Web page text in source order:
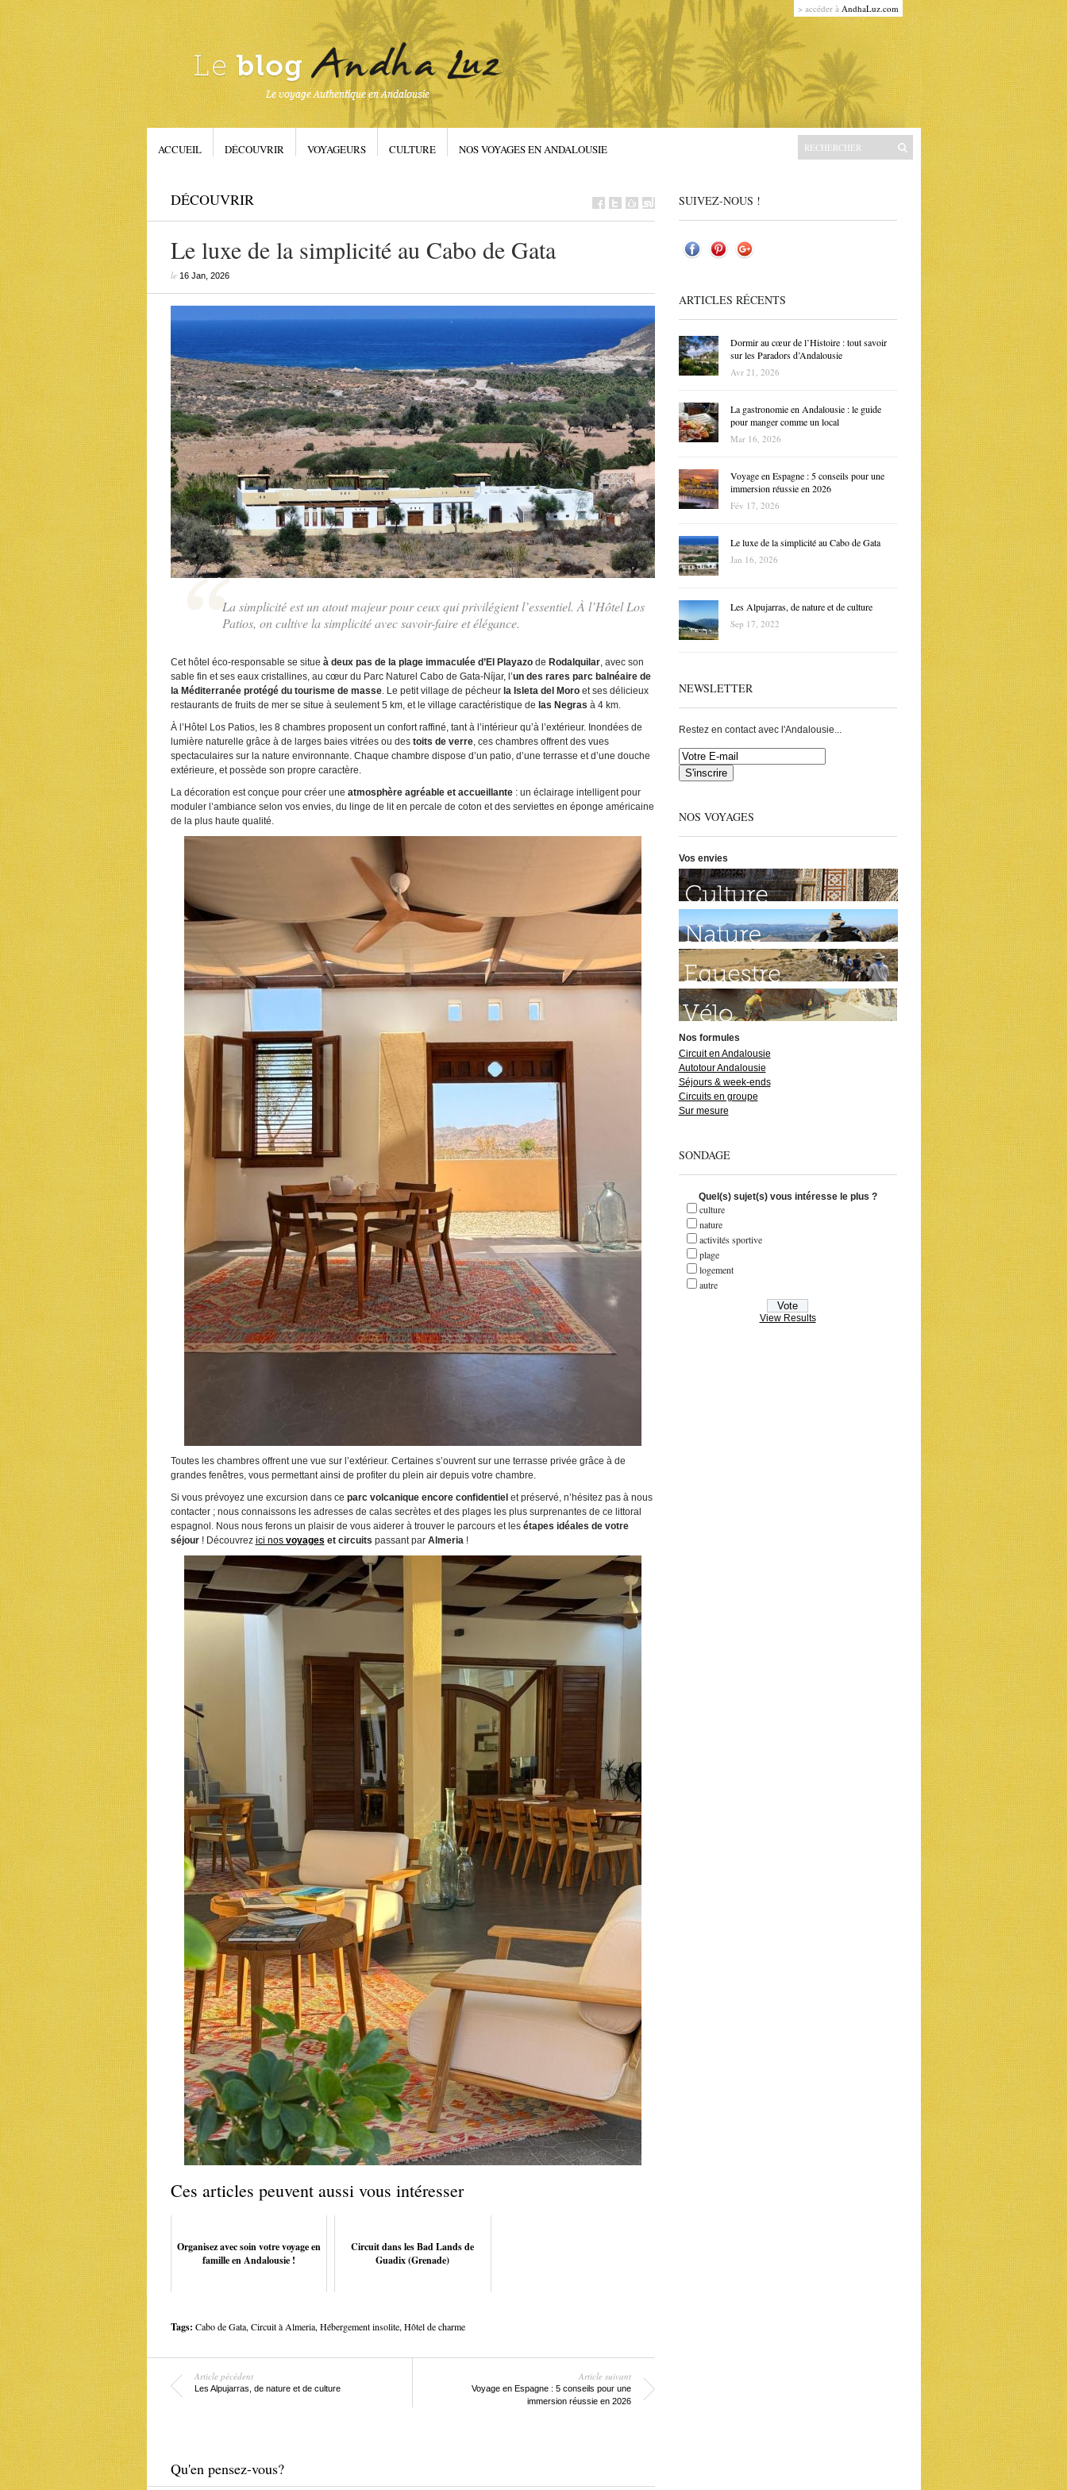
> accéder à AndhaLuz.com
ACCUEIL DÉCOUVRIR VOYAGEURS CULTURE NOS VOYAGES EN ANDALOUSIE
DÉCOUVRIR
Le luxe de la simplicité au Cabo de Gata
le 16 Jan, 2026
La simplicité est un atout majeur pour ceux qui privilégient l’essentiel. À l’Hôtel Los
Patios, on cultive la simplicité avec savoir-faire et élégance.
Cet hôtel éco-responsable se situe à deux pas de la plage immaculée d’El Playazode Rodalquilar, avec son
sable fin et ses eaux cristallines, au cœur du Parc Naturel Cabo de Gata-Níjar, l’un des rares parc balnéaire de
la Méditerranée protégé du tourisme de masse. Le petit village de pécheur la Isleta del Moroet ses délicieux
restaurants de fruits de mer se situe à seulement 5 km, et le village caractéristique de las Negras à 4 km.
À l’Hôtel Los Patios, les 8 chambres proposent un confort raffiné, tant à l’intérieur qu’à l’extérieur. Inondées de
lumière naturelle grâce à de larges baies vitrées ou des toits de verre, ces chambres offrent des vues
spectaculaires sur la nature environnante. Chaque chambre dispose d’un patio, d’une terrasse et d’une douche
extérieure, et possède son propre caractère.
La décoration est conçue pour créer une atmosphère agréable et accueillante: un éclairage intelligent pour
moduler l’ambiance selon vos envies, du linge de lit en percale de coton et des serviettes en éponge américaine
de la plus haute qualité.
Toutes les chambres offrent une vue sur l’extérieur. Certaines s’ouvrent sur une terrasse privée grâce à de
grandes fenêtres, vous permettant ainsi de profiter du plein air depuis votre chambre.
Si vous prévoyez une excursion dans ce parc volcanique encore confidentiel et préservé, n’hésitez pas à nous
contacter ; nous connaissons les adresses de calas secrètes et des plages les plus surprenantes de ce littoral
espagnol. Nous nous ferons un plaisir de vous aiderer à trouver le parcours et lesétapes idéales de votre
séjour ! Découvrez ici nos voyages et circuits passant par Almeria !
Ces articles peuvent aussi vous intéresser
Organisez avec soin votre voyage en
famille en Andalousie !
Circuit dans les Bad Lands de
Guadix (Grenade)
Tags: Cabo de Gata, Circuit à Almeria, Hébergement insolite, Hôtel de charme
Article pécédent
Les Alpujarras, de nature et de culture
Article suivant
Voyage en Espagne : 5 conseils pour une
immersion réussie en 2026
Qu'en pensez-vous?
SUIVEZ-NOUS !
ARTICLES RÉCENTS
Dormir au cœur de l’Histoire : tout savoir
sur les Paradors d’Andalousie
Avr 21, 2026
La gastronomie en Andalousie : le guide
pour manger comme un local
Mar 16, 2026
Voyage en Espagne : 5 conseils pour une
immersion réussie en 2026
Fév 17, 2026
Le luxe de la simplicité au Cabo de Gata
Jan 16, 2026
Les Alpujarras, de nature et de culture
Sep 17, 2022
NEWSLETTER
Restez en contact avec l'Andalousie...
NOS VOYAGES
Vos envies
Nos formules
Circuit en Andalousie
Autotour Andalousie
Séjours & week-ends
Circuits en groupe
Sur mesure
SONDAGE
Quel(s) sujet(s) vous intéresse le plus ?
culture
nature
activités sportive
plage
logement
autre
View Results